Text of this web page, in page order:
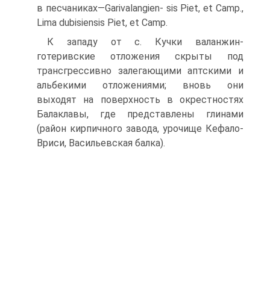
в песчаниках—Garivalangien- sis Piet, et Camp.,
Lima dubisiensis Piet, et Camp.
К западу от с. Кучки валанжин-
готеривские отложения скрыты под
трансгрессивно залегающими аптскими и
альбекими отложениями; вновь они
выходят на поверхность в окрестностях
Балаклавы, где пред­ставлены глинами
(район кирпичного завода, урочище Кефало-
Вриси, Васильевская балка).